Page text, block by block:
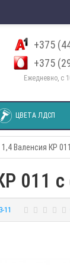
+375
+375
Ежедневно, с
ЦВЕТА ЛДСП
1,4 Валенсия КР
011
11